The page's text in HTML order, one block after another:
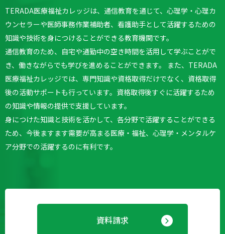
TERADA医療福祉カレッジは、通信教育を通じて、心理学・心理カ
ウンセラーや医師事務作業補助者、看護助手として活躍するための
知識や技術を身につけることができる教育機関です。
通信教育のため、自宅や通勤中の空き時間を活用して学ぶことがで
き、働きながらでも学びを進めることができます。
また、TERADA
医療福祉カレッジでは、専門知識や資格取得だけでなく、資格取得
後の活動サポートも行っています。 資格取得後すぐに活躍するため
の知識や情報の提供で支援しています。
身につけた知識と技術を活かして、各分野で活躍することができる
ため、今後ますます需要が高まる医療・福祉、心理学・メンタルケ
ア分野での活躍するのに有利です。
資料請求